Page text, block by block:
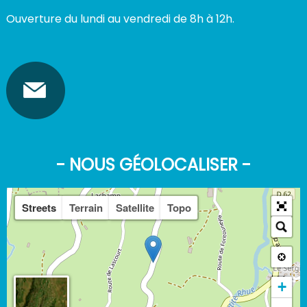
Ouverture du lundi au vendredi de 8h à 12h.
- NOUS GÉOLOCALISER -
Streets Terrain Satellite Topo
+